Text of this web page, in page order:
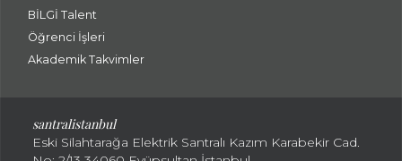
BİLGİ Talent
Öğrenci İşleri
Akademik Takvimler
santralistanbul
Eski Silahtarağa Elektrik Santralı Kazım Karabekir Cad.